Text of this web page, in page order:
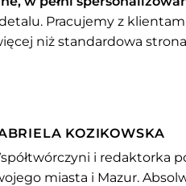
Pracujemy z
niż standardowa
KOZIKOWSKA
i redaktorka
miasta i Mazur.